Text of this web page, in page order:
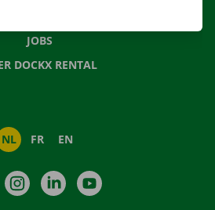
JOBS
DOCKX RENTAL
NL FR EN
FacebookInstagramLinkedIn